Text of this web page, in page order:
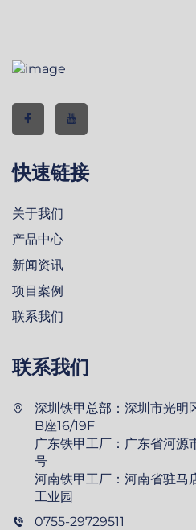
快速链接
关于我们
产品中心
新闻资讯
项目案例
联系我们
联系我们
深圳铁甲总部：深圳市光明
B座16/19F
广东铁甲工厂：广东省河
号
河南铁甲工厂：河南省驻马
工业园
0755-29729511